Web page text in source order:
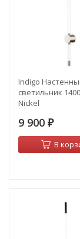
Indigo
светильник
Nickel
9 900 ₽
В